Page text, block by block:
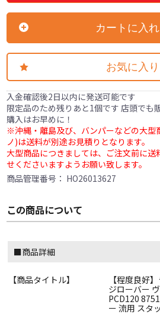
カートに入
お気に入り
入金確認後2日以内に発送可能です
限定品のため残りあと1個です 店頭でも
購入はお早めに！
※沖縄・離島及び、バンパーなどの大型
ノ)は送料が別途お見積りとなります。
大型商品につきましては、ご注文前に送
せくださいますようお願い致します。
商品管理番号： HO26013627
この商品について
■商品詳細
【商品タイトル】
【程度良好
ジローバー
PCD120
ー 流用 スタ